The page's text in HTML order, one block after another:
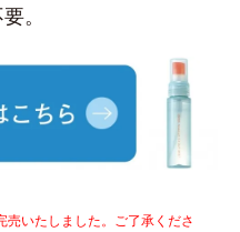
。
いたしました。ご了承くださ